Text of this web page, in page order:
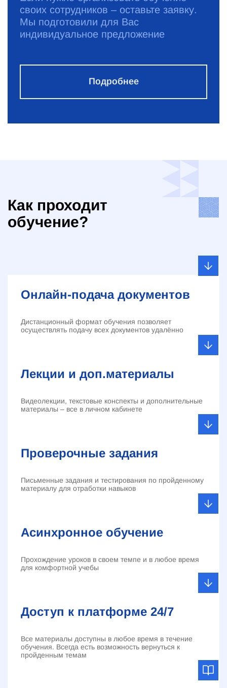
своих сотрудников – оставьте заявку.
Мы подготовили для Вас
индивидуальное предложение
Подробнее
Как проходит
обучение?
Онлайн-подача документов
Дистанционный формат обучения позволяет
осуществлять подачу всех документов удалённо
Лекции и доп.материалы
Видеолекции, текстовые конспекты и дополнительные
материалы – все в личном кабинете
Проверочные задания
Письменные задания и тестирования по пройденному
материалу для отработки навыков
Асинхронное обучение
Прохождение уроков в своем темпе и в любое время
для комфортной учебы
Доступ к платформе 24/7
Все материалы доступны в любое время в течение
обучения. Всегда есть возможность вернуться к
пройденным темам